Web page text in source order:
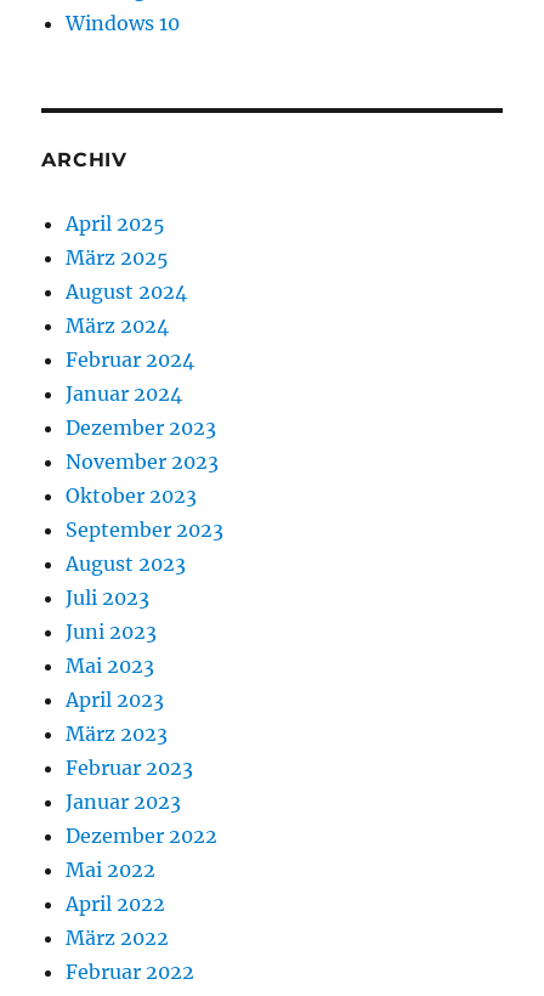
Windows 10
ARCHIV
April 2025
März 2025
August 2024
März 2024
Februar 2024
Januar 2024
Dezember 2023
November 2023
Oktober 2023
September 2023
August 2023
Juli 2023
Juni 2023
Mai 2023
April 2023
März 2023
Februar 2023
Januar 2023
Dezember 2022
Mai 2022
April 2022
März 2022
Februar 2022